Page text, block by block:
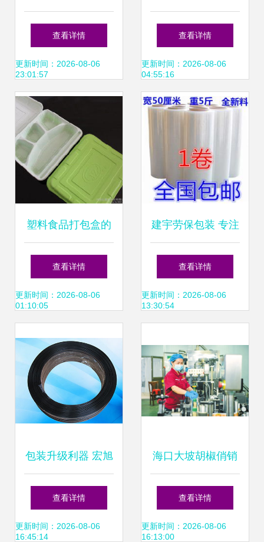
包机 让废纸回收管
理更高效
查看详情
更新时间：2026-08-06
23:01:57
南 从黑钛材质到在
线打包一步到位
查看详情
更新时间：2026-08-06
04:55:16
塑料食品打包盒的
价格、批发与厂家
资源全解析
查看详情
更新时间：2026-08-06
01:10:05
建宇劳保包装 专注
胶粘制品与打包
带，助力高效在线
查看详情
更新时间：2026-08-06
13:30:54
包装升级利器 宏旭
打包扣如何协同陶
瓷制品与塑带提升
查看详情
更新时间：2026-08-06
16:45:14
海口大坡胡椒俏销
国内外市场在线打
包忙
查看详情
更新时间：2026-08-06
16:13:00